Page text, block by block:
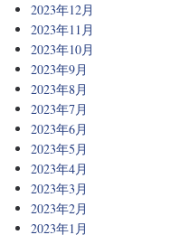
2023年12月
2023年11月
2023年10月
2023年9月
2023年8月
2023年7月
2023年6月
2023年5月
2023年4月
2023年3月
2023年2月
2023年1月